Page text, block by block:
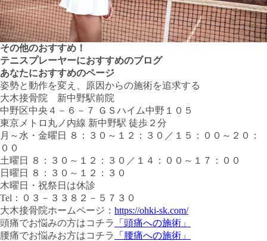
その他のおすすめ！
テニスプレーヤーにおすすめのブログ
あなたにおすすめのページ
姿勢と動作を変え、原因からの施術を追求する
大木接骨院 新中野駅前院
中野区中央４－６－７ ＧＳハイム中野１０５
東京メトロ丸ノ内線 新中野駅 徒歩２分
月～水・金曜日 ８：３０～１２：３０／１５：００～２０：
００
土曜日 ８：３０～１２：３０／１４：００～１７：００
日曜日 ８：３０～１２：３０
木曜日・祝祭日は休診
Tel：０３－３３８２－５７３０
大木接骨院ホームページ： https://ohki-sk.com/
頭痛でお悩みの方はコチラ
「頭痛への施術」
腰痛でお悩みお方はコチラ
「腰痛への施術」